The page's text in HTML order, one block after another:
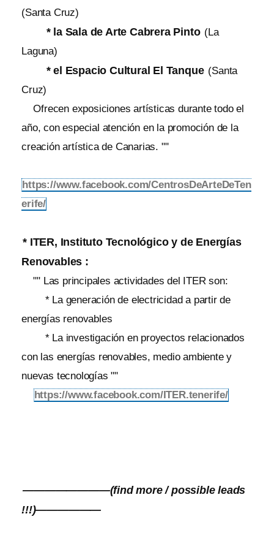
(Santa Cruz)
* la Sala de Arte Cabrera Pinto (La
Laguna)
* el Espacio Cultural El Tanque (Santa
Cruz)
Ofrecen exposiciones artísticas durante todo el
año, con especial atención en la promoción de la
creación artística de Canarias. ""
https://www.facebook.com/CentrosDeArteDeTen
erife/
* ITER, Instituto Tecnológico y de Energías
Renovables :
"" Las principales actividades del ITER son:
* La generación de electricidad a partir de
energías renovables
* La investigación en proyectos relacionados
con las energías renovables, medio ambiente y
nuevas tecnologías ""
https://www.facebook.com/ITER.tenerife/
————————(find more / possible leads
!!!)——————